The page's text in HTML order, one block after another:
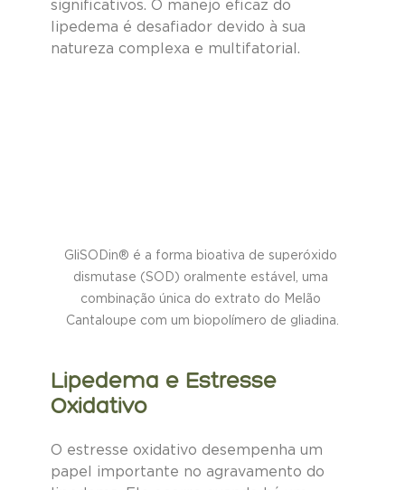
significativos. O manejo eficaz do
lipedema é desafiador devido à sua
natureza complexa e multifatorial.
GliSODin® é a forma bioativa de superóxido
dismutase (SOD) oralmente estável, uma
combinação única do extrato do Melão
Cantaloupe com um biopolímero de gliadina.
Lipedema e Estresse
Oxidativo
O estresse oxidativo desempenha um
papel importante no agravamento do